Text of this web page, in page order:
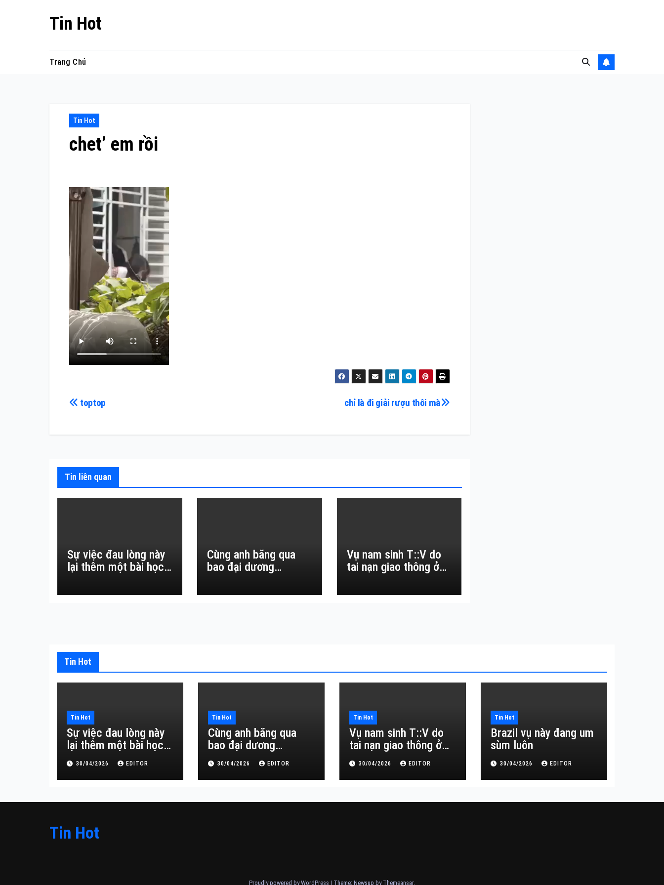
Tin Hot
Trang Chủ
Tin Hot
chet’ em rồi
Điều
viết
chỉ là đi giải rượu thôi mà
toptop
Tin liên quan
Sự việc đau lòng này
lại thêm một bài học
thường.
Cùng anh băng qua
bao đại dương…
Vụ nam sinh T::V do
tai nạn giao thông ở
Tin Hot
Tin Hot
Sự việc đau lòng này
lại thêm một bài học
đắt giá về sự vô
thường.
30/04/2026 EDITOR
Tin Hot
Cùng anh băng qua
bao đại dương…
30/04/2026 EDITOR
Tin Hot
Vụ nam sinh T::V do
tai nạn giao thông ở
Đắk Lắk
30/04/2026 EDITOR
Tin Hot
Brazil vụ này đang um
sùm luôn
30/04/2026 EDITOR
Tin Hot
Proudly powered by WordPress | Theme: Newsup by Themeansar.